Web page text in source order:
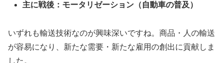
主に戦後：モータリゼーション（自動車の普及）
いずれも輸送技術なのが興味深いですね。商品・人の輸送
が容易になり、新たな需要・新たな雇用の創出に貢献しま
した。